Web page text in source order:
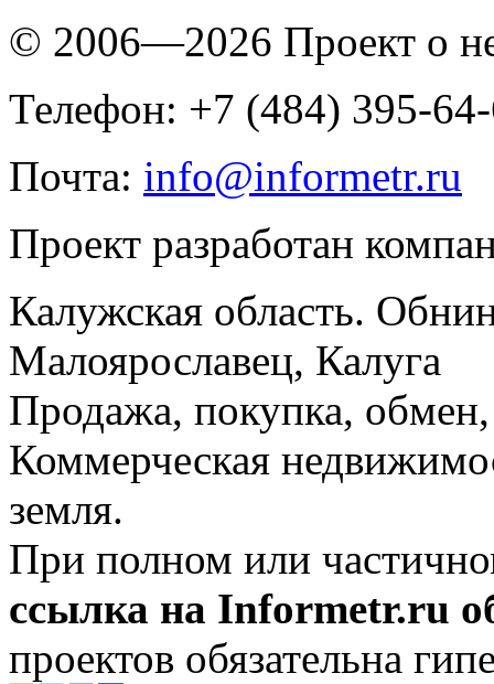
© 2006—2026 Проект о
Телефон: +7 (484) 395-
Почта: info@informetr.ru
Проект разработан
Калужская область.
Малоярославец, Калуга
Продажа, покупка, обмен,
Коммерческая
земля.
При полном или
ссылка на Informetr.ru
проектов обязательна